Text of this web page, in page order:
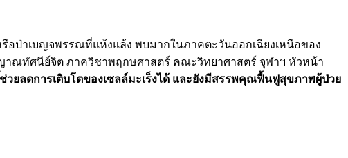
อป่าเบญจพรรณที่แห้งแล้ง พบมากในภาคตะวันออกเฉียงเหนือของ
ณทัศนีย์จิต ภาควิชาพฤกษศาสตร์ คณะวิทยาศาสตร์ จุฬาฯ หัวหน้า
ยลดการเติบโตของเซลล์มะเร็งได้ และยังมีสรรพคุณฟื้นฟูสุขภาพผู้ป่วย